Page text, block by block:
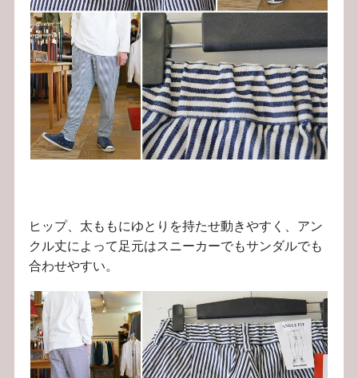
ヒップ、太ももにゆとりを持たせ動きやすく、アン
クル丈によって足元はスニーカーでもサンダルでも
合わせやすい。